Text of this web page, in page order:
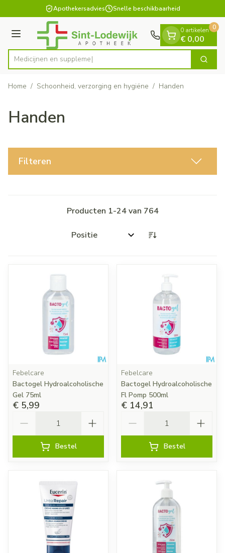
Ga naar de inhoudApothekersadvies Snelle beschikbaarheid
Menu
Product, merk, categorie...
Medi Zoek
0 artikelen
€ 0,00
0
Home / Schoonheid, verzorging en hygiëne / Handen
Handen
Filteren
Producten 1-24van 764
Sorteer op:
Febelcare
Bactogel Hydroalcoholische
Gel 75ml
€ 5,99
Bestel
Febelcare
Bactogel Hydroalcoholische
Fl Pomp 500ml
€ 14,91
Bestel